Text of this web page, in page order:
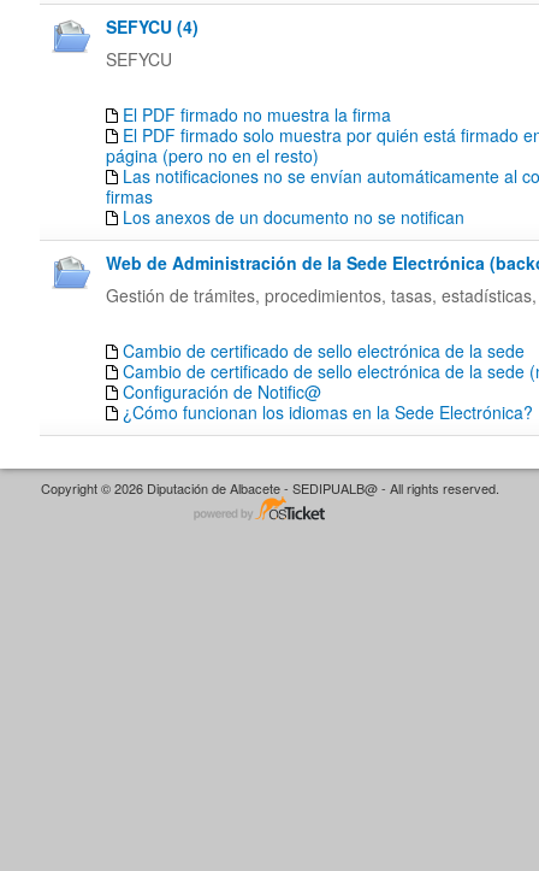
SEFYCU (4)
SEFYCU
El PDF firmado no muestra la firma
El PDF firmado solo muestra por quién está firmado
página (pero no en el resto)
Las notificaciones no se envían automáticamente al
firmas
Los anexos de un documento no se notifican
Web de Administración de la Sede Electrónica
Gestión de trámites, procedimientos, tasas,
Cambio de certificado de sello electrónica de la sede
Cambio de certificado de sello electrónica de la sede
Configuración de Notific@
¿Cómo funcionan los idiomas en la Sede Electrónica?
Copyright © 2026 Diputación de Albacete - SEDIPUALB@ - All rights reserved.